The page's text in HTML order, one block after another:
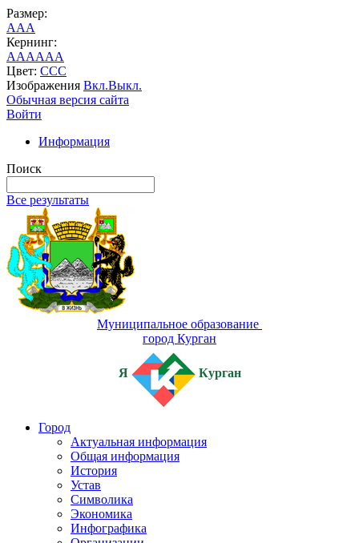
Размер:
AAA
Кернинг:
AAAAAA
Цвет: CCC
Изображения Вкл.Выкл.
Обычная версия сайта
Войти
Информация
Поиск
Все результаты
Муниципальное образование
город Курган
Я Курган
Город
Актуальная информация
Общая информация
История
Устав
Символика
Экономика
Инфографика